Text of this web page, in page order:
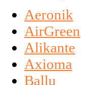
Aeronik
AirGreen
Alikante
Axioma
Ballu